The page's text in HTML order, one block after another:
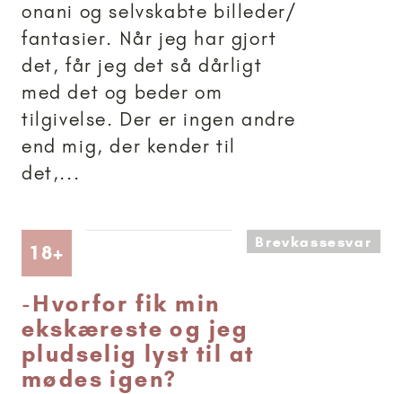
onani og selvskabte billeder/
fantasier. Når jeg har gjort
det, får jeg det så dårligt
med det og beder om
tilgivelse. Der er ingen andre
end mig, der kender til
det,...
18+ Artikler anbefalet til 18+Brevkassesvar
-Hvorfor fik min
ekskæreste og jeg
pludselig lyst til at
mødes igen?